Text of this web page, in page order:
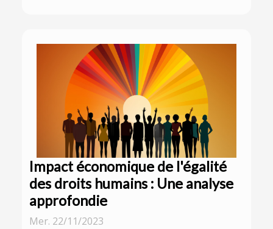
Impact économique de l'égalité
des droits humains : Une analyse
approfondie
Mer. 22/11/2023